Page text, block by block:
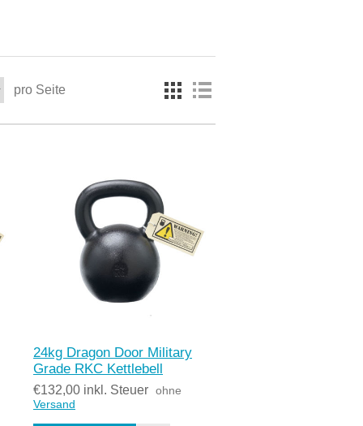
pro Seite
24kg Dragon Door Military
Grade RKC Kettlebell
€132,00 inkl. Steuer ohne
Versand